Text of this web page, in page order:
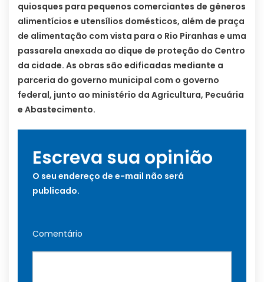
quiosques para pequenos comerciantes de gêneros
alimentícios e utensílios domésticos, além de praça
de alimentação com vista para o Rio Piranhas e uma
passarela anexada ao dique de proteção do Centro
da cidade. As obras são edificadas mediante a
parceria do governo municipal com o governo
federal, junto ao ministério da Agricultura, Pecuária
e Abastecimento.
Escreva sua opinião
O seu endereço de e-mail não será
publicado.
Comentário